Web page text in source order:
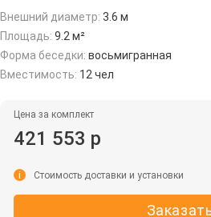
Внешний диаметр: 3.6 м
Площадь: 9.2 м²
Форма беседки: восьмигранная
Вместимость: 12 чел
Цена за комплект
421 553 р
i Стоимость доставки и установки